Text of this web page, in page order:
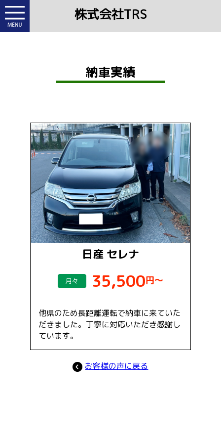
株式会社TRS
納車実績
日産 セレナ
月々 35,500円～
他県のため長距離運転で納車に来ていた
だきました。丁寧に対応いただき感謝し
ています。
お客様の声に戻る